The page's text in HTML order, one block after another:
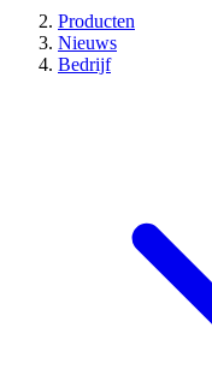
Producten
Nieuws
Bedrijf